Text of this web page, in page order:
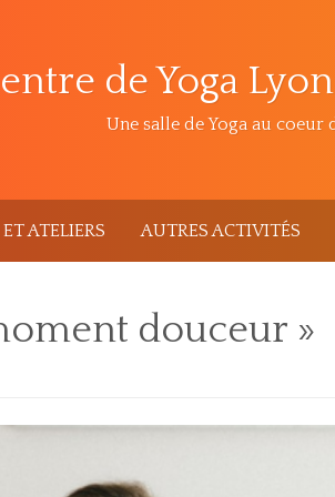
de Yoga
Une salle de Yoga au coeur
ATELIERS AUTRES ACTIVITÉS
douceur »